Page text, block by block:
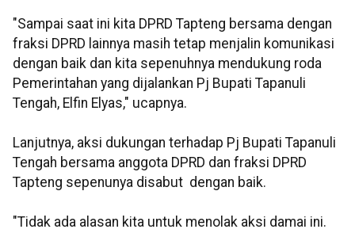
"Sampai saat ini kita DPRD Tapteng bersama dengan
fraksi DPRD lainnya masih tetap menjalin komunikasi
dengan baik dan kita sepenuhnya mendukung roda
Pemerintahan yang dijalankan Pj Bupati Tapanuli
Tengah, Elfin Elyas," ucapnya.
Lanjutnya, aksi dukungan terhadap Pj Bupati Tapanuli
Tengah bersama anggota DPRD dan fraksi DPRD
Tapteng sepenunya disabut dengan baik.
"Tidak ada alasan kita untuk menolak aksi damai ini.